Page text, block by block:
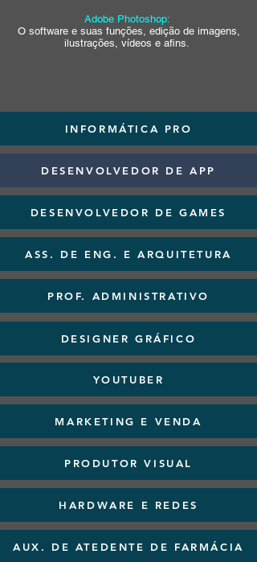
Adobe Photoshop:
O software e suas funções, edição de imagens,
ilustrações, vídeos e afins.
INFORMÁTICA PRO
DESENVOLVEDOR DE APP
DESENVOLVEDOR DE GAMES
ASS. DE ENG. E ARQUITETURA
PROF. ADMINISTRATIVO
DESIGNER GRÁFICO
YOUTUBER
MARKETING E VENDA
PRODUTOR VISUAL
HARDWARE E REDES
AUX. DE ATEDENTE DE FARMÁCIA